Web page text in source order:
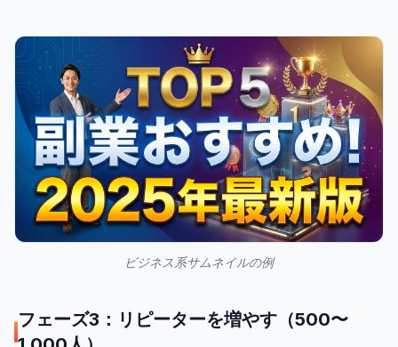
ビジネス系サムネイルの例
フェーズ3：リピーターを増やす（500〜